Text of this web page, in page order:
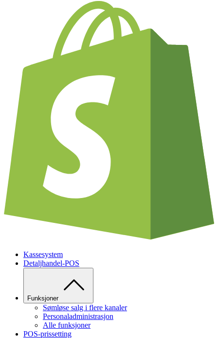
Kassesystem
Detaljhandel-POS
Funksjoner
Sømløse salg i flere kanaler
Personaladministrasjon
Alle funksjoner
POS-prissetting